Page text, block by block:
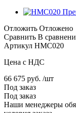
Отложить Отложено
Сравнить В
Артикул HMC020
Цена с НДС
66 675 руб. /шт
Под заказ
Под заказ
Наши менеджеры